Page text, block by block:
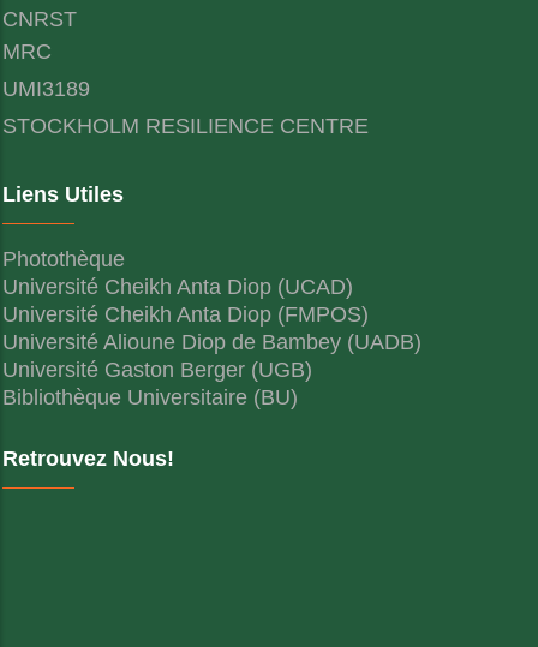
CNRST
MRC
UMI3189
STOCKHOLM RESILIENCE CENTRE
Liens Utiles
Photothèque
Université Cheikh Anta Diop (UCAD)
Université Cheikh Anta Diop (FMPOS)
Université Alioune Diop de Bambey (UADB)
Université Gaston Berger (UGB)
Bibliothèque Universitaire (BU)
Retrouvez Nous!